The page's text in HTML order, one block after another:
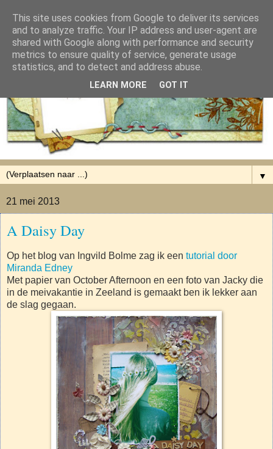
▼
21 mei 2013
A Daisy Day
Op het blog van Ingvild Bolme zag ik een tutorial door
Miranda Edney
Met papier van October Afternoon en een foto van Jacky die
in de meivakantie in Zeeland is gemaakt ben ik lekker aan
de slag gegaan.
This site uses cookies from Google to deliver its services
and to analyze traffic. Your IP address and user-agent are
shared with Google along with performance and security
metrics to ensure quality of service, generate usage
statistics, and to detect and address abuse.
LEARN MORE GOT IT